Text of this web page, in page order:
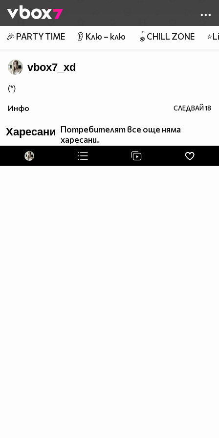
👾
🎉 PARTY TIME 👂 Клю – клю 🪀CHILL ZONE
vbox7_xd
(*)
Инфо СЛЕДВАЙ18
Харесани Потребителят все още няма
харесани.